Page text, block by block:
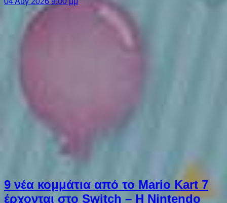
9 νέα κομμάτια από το Mario Kart 7
έρχονται στο Switch – Η Nintendo